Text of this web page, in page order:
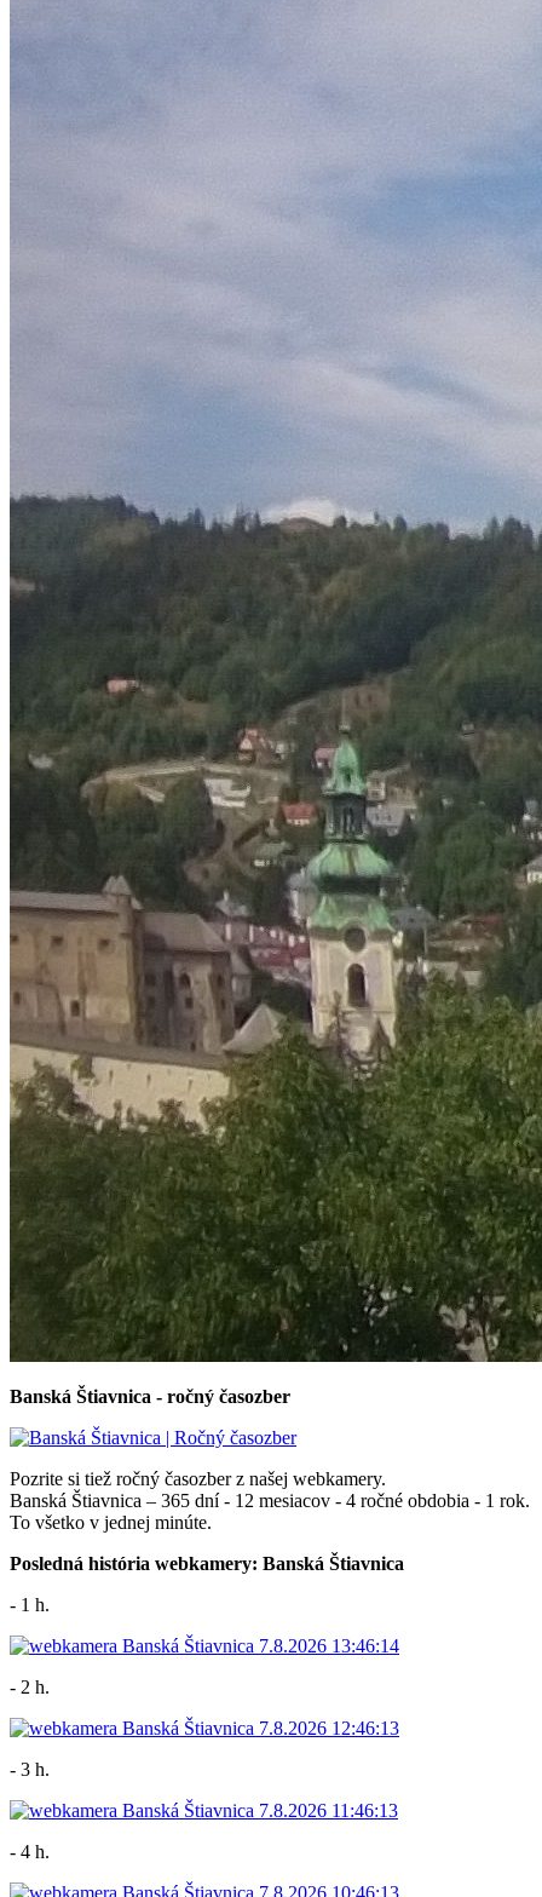
Banská Štiavnica - ročný časozber
Pozrite si tiež ročný časozber z našej webkamery.
Banská Štiavnica – 365 dní - 12 mesiacov - 4 ročné obdobia - 1 rok.
To všetko v jednej minúte.
Posledná história webkamery: Banská Štiavnica
- 1 h.
- 2 h.
- 3 h.
- 4 h.